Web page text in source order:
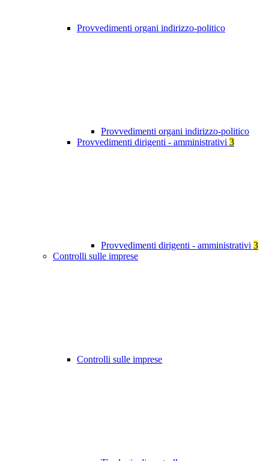
Provvedimenti organi indirizzo-politico
Provvedimenti organi indirizzo-politico
Provvedimenti dirigenti - amministrativi 3
Provvedimenti dirigenti - amministrativi 3
Controlli sulle imprese
Controlli sulle imprese